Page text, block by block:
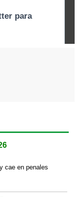
cae en penales